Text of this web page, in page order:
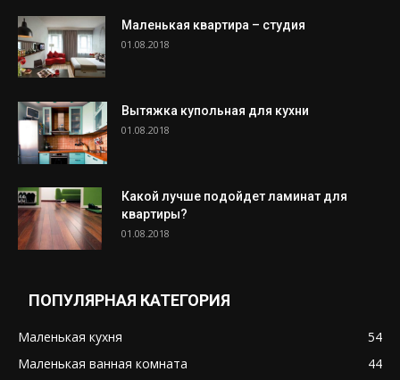
Маленькая квартира – студия
01.08.2018
Вытяжка купольная для кухни
01.08.2018
Какой лучше подойдет ламинат для
квартиры?
01.08.2018
ПОПУЛЯРНАЯ КАТЕГОРИЯ
Маленькая кухня
54
Маленькая ванная комната
44